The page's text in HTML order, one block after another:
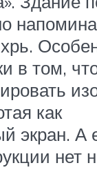
в том,
как
экран. А
нет